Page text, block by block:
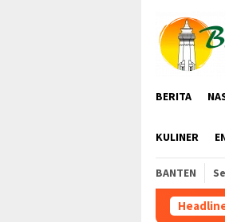
konten
BERITA
KULINER
BANTEN
KWRI Lebak Bergabung